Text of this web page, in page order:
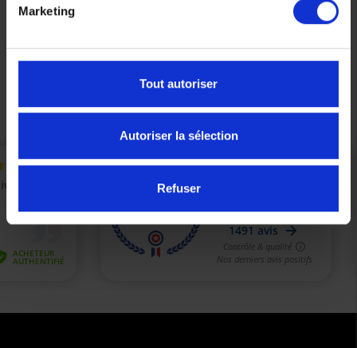
Marketing
Tout autoriser
Autoriser la sélection
Refuser
Doublure amovible avec "print by Lorenzo" à l'intérieur
portefeuille